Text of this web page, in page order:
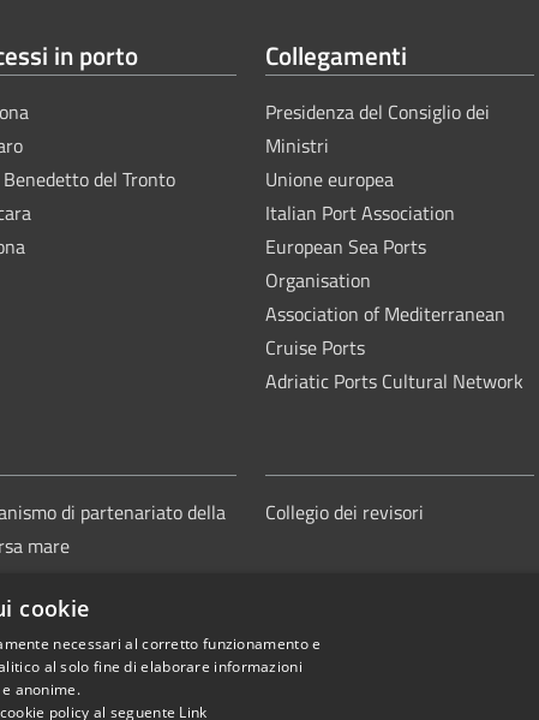
in porto
del Tronto
Collegamenti
Presidenza del Consiglio dei
Ministri
Unione europea
Italian Port Association
European Sea Ports
Organisation
Association of Mediterranean
Cruise Ports
Adriatic Ports Cultural Network
di partenariato della
mare
Collegio dei revisori
cookie
necessari al corretto funzionamento e
al solo fine di elaborare informazioni
anonime.
policy al seguente Link